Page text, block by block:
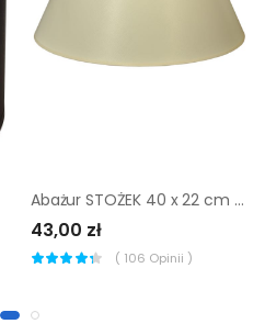
Abażur STOŻEK 40 x 22 cm tkanina kremowy E27
43,00 zł
( 106 Opinii )